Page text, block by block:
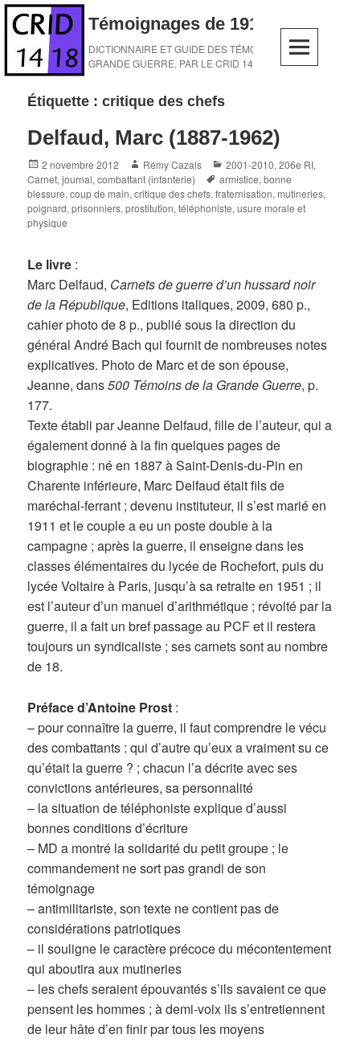
Skip
content
Témoignages de 1914-1918
DICTIONNAIRE ET GUIDE DES TÉMOINS DE LA
GRANDE GUERRE, PAR LE CRID 14-18
Étiquette :critique des chefs
Delfaud, Marc (1887-1962)
Posted
on
2 novembre 2012 Author
Rémy Cazals Categories
2001-2010,206e RI,
Carnet, journal,combattant (infanterie) Tags
armistice,bonne
blessure,coup de main,critique des chefs,fraternisation,mutineries,
poignard,prisonniers,prostitution,téléphoniste,usure morale et
physique
Le livre :
Marc Delfaud, Carnets de guerre d’un hussard noir
de la République, Editions italiques, 2009, 680 p.,
cahier photo de 8 p., publié sous la direction du
général André Bach qui fournit de nombreuses notes
explicatives. Photo de Marc et de son épouse,
Jeanne, dans500 Témoins de la Grande Guerre, p.
177.
Texte établi par Jeanne Delfaud, fille de l’auteur, qui a
également donné à la fin quelques pages de
biographie : né en 1887 à Saint-Denis-du-Pin en
Charente inférieure, Marc Delfaud était fils de
maréchal-ferrant ; devenu instituteur, il s’est marié en
1911 et le couple a eu un poste double à la
campagne ; après la guerre, il enseigne dans les
classes élémentaires du lycée de Rochefort, puis du
lycée Voltaire à Paris, jusqu’à sa retraite en 1951 ; il
est l’auteur d’un manuel d’arithmétique ; révolté par la
guerre, il a fait un bref passage au PCF et il restera
toujours un syndicaliste ; ses carnets sont au nombre
de 18.
Préface d’Antoine Prost :
– pour connaître la guerre, il faut comprendre le vécu
des combattants : qui d’autre qu’eux a vraiment su ce
qu’était la guerre ? ; chacun l’a décrite avec ses
convictions antérieures, sa personnalité
– la situation de téléphoniste explique d’aussi
bonnes conditions d’écriture
– MD a montré la solidarité du petit groupe ; le
commandement ne sort pas grandi de son
témoignage
– antimilitariste, son texte ne contient pas de
considérations patriotiques
– il souligne le caractère précoce du mécontentement
qui aboutira aux mutineries
– les chefs seraient épouvantés s’ils savaient ce que
pensent les hommes ; à demi-voix ils s’entretiennent
de leur hâte d’en finir par tous les moyens